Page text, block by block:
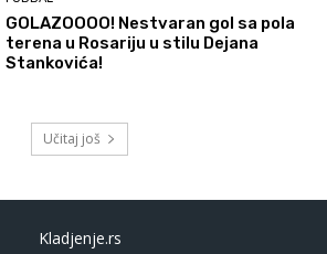
GOLAZOOOO! Nestvaran gol sa pola
terena u Rosariju u stilu Dejana
Stankovića!
Učitaj još
Kladjenje.rs